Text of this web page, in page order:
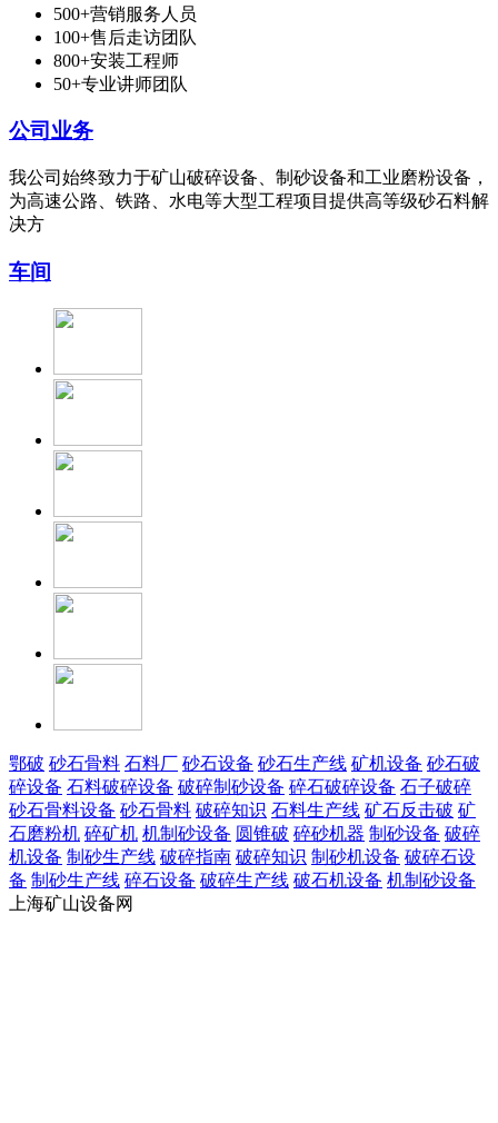
500+营销服务人员
100+售后走访团队
800+安装工程师
50+专业讲师团队
公司业务
我公司始终致力于矿山破碎设备、制砂设备和工业磨粉设备，
为高速公路、铁路、水电等大型工程项目提供高等级砂石料解
决方
车间
鄂破 砂石骨料 石料厂 砂石设备 砂石生产线 矿机设备 砂石破
碎设备 石料破碎设备 破碎制砂设备 碎石破碎设备 石子破碎
砂石骨料设备 砂石骨料 破碎知识 石料生产线 矿石反击破 矿
石磨粉机 碎矿机 机制砂设备 圆锥破 碎砂机器 制砂设备 破碎
机设备 制砂生产线 破碎指南 破碎知识 制砂机设备 破碎石设
备 制砂生产线 碎石设备 破碎生产线 破石机设备 机制砂设备
上海矿山设备网